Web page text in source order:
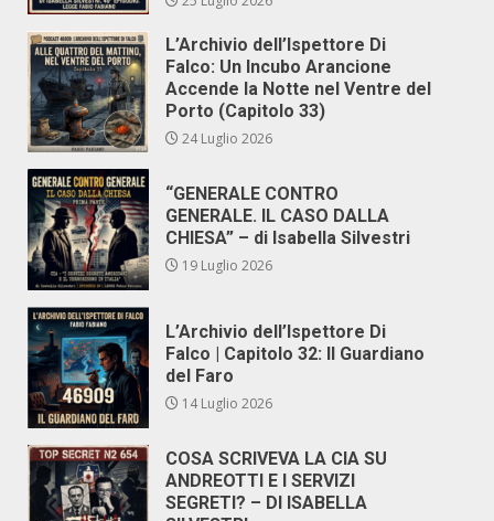
L’Archivio dell’Ispettore Di
Falco: Un Incubo Arancione
Accende la Notte nel Ventre del
Porto (Capitolo 33)
24 Luglio 2026
“GENERALE CONTRO
GENERALE. IL CASO DALLA
CHIESA” – di Isabella Silvestri
19 Luglio 2026
L’Archivio dell’Ispettore Di
Falco | Capitolo 32: Il Guardiano
del Faro
14 Luglio 2026
COSA SCRIVEVA LA CIA SU
ANDREOTTI E I SERVIZI
SEGRETI? – DI ISABELLA